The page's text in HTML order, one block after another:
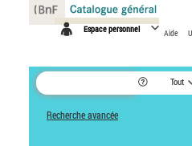
Espace personnel Aide
Tout
Recherche avancée
Panneau de gestion des cookies